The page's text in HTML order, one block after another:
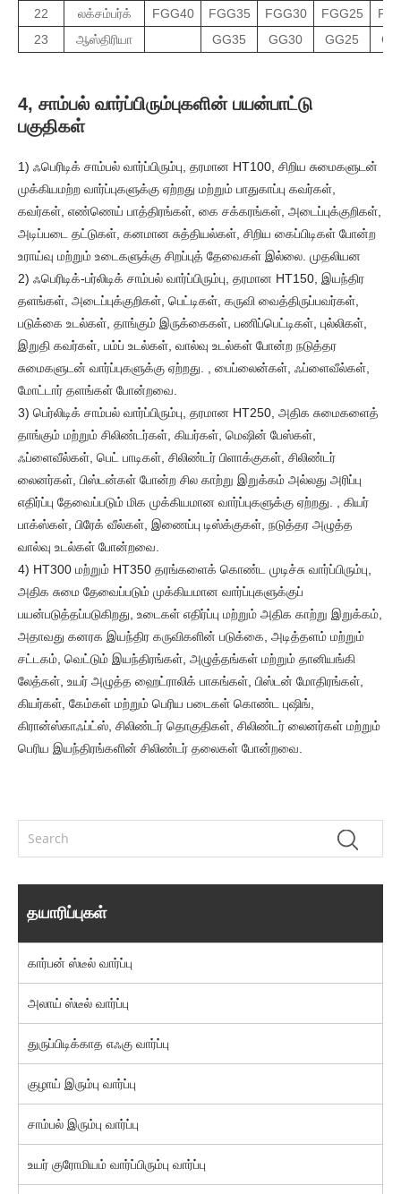
22 லக்சம்பர்க் FGG40 FGG35 FGG30 FGG25
23
ஆஸ்திரியா GG35 GG30 GG25
4, சாம்பல் வார்ப்பிரும்புகளின் பயன்பாட்டு
பகுதிகள்
1) ஃபெரிடிக் சாம்பல் வார்ப்பிரும்பு, தரமான HT100, சிறிய சுமைகளுடன்
முக்கியமற்ற வார்ப்புகளுக்கு ஏற்றது மற்றும் பாதுகாப்பு கவர்கள்,
கவர்கள், எண்ணெய் பாத்திரங்கள், கை சக்கரங்கள், அடைப்புக்குறிகள்,
அடிப்படை தட்டுகள், கனமான சுத்தியல்கள், சிறிய கைப்பிடிகள் போன்ற
உராய்வு மற்றும் உடைகளுக்கு சிறப்புத் தேவைகள் இல்லை. முதலியன
2) ஃபெரிடிக்-பர்லிடிக் சாம்பல் வார்ப்பிரும்பு, தரமான HT150, இயந்திர
தளங்கள், அடைப்புக்குறிகள், பெட்டிகள், கருவி வைத்திருப்பவர்கள்,
படுக்கை உடல்கள், தாங்கும் இருக்கைகள், பணிப்பெட்டிகள், புல்லிகள்,
இறுதி கவர்கள், பம்ப் உடல்கள், வால்வு உடல்கள் போன்ற நடுத்தர
சுமைகளுடன் வார்ப்புகளுக்கு ஏற்றது. , பைப்லைன்கள், ஃப்ளைவீல்கள்,
மோட்டார் தளங்கள் போன்றவை.
3) பெர்லிடிக் சாம்பல் வார்ப்பிரும்பு, தரமான HT250, அதிக சுமைகளைத்
தாங்கும் மற்றும் சிலிண்டர்கள், கியர்கள், மெஷின் பேஸ்கள்,
ஃப்ளைவீல்கள், பெட் பாடிகள், சிலிண்டர் பிளாக்குகள், சிலிண்டர்
லைனர்கள், பிஸ்டன்கள் போன்ற சில காற்று இறுக்கம் அல்லது அரிப்பு
எதிர்ப்பு தேவைப்படும் மிக முக்கியமான வார்ப்புகளுக்கு ஏற்றது. , கியர்
பாக்ஸ்கள், பிரேக் வீல்கள், இணைப்பு டிஸ்க்குகள், நடுத்தர அழுத்த
வால்வு உடல்கள் போன்றவை.
4) HT300 மற்றும் HT350 தரங்களைக் கொண்ட முடிச்சு வார்ப்பிரும்பு,
அதிக சுமை தேவைப்படும் முக்கியமான வார்ப்புகளுக்குப்
பயன்படுத்தப்படுகிறது, உடைகள் எதிர்ப்பு மற்றும் அதிக காற்று இறுக்கம்,
அதாவது கனரக இயந்திர கருவிகளின் படுக்கை, அடித்தளம் மற்றும்
சட்டகம், வெட்டும் இயந்திரங்கள், அழுத்தங்கள் மற்றும் தானியங்கி
லேத்கள், உயர் அழுத்த ஹைட்ராலிக் பாகங்கள், பிஸ்டன் மோதிரங்கள்,
கியர்கள், கேம்கள் மற்றும் பெரிய படைகள் கொண்ட புஷிங்,
கிரான்ஸ்காஃப்ட்ஸ், சிலிண்டர் தொகுதிகள், சிலிண்டர் லைனர்கள் மற்றும்
பெரிய இயந்திரங்களின் சிலிண்டர் தலைகள் போன்றவை.
தயாரிப்புகள்
கார்பன் ஸ்டீல் வார்ப்பு
அலாய் ஸ்டீல் வார்ப்பு
துருப்பிடிக்காத எஃகு வார்ப்பு
குழாய் இரும்பு வார்ப்பு
சாம்பல் இரும்பு வார்ப்பு
உயர் குரோமியம் வார்ப்பிரும்பு வார்ப்பு